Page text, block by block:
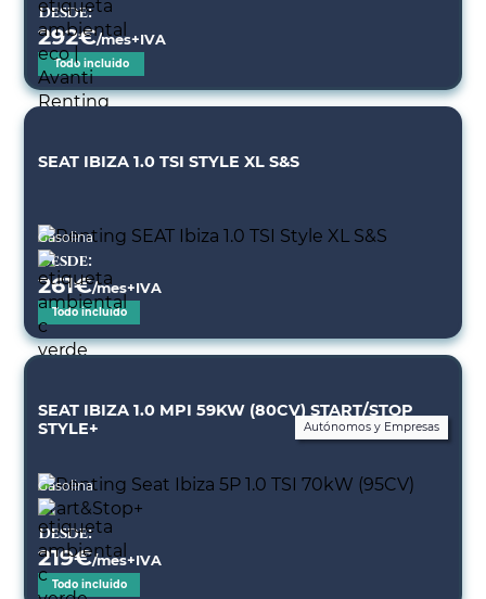
Desde:
292€/mes+IVA
Todo incluido
SEAT IBIZA 1.0 TSI STYLE XL S&S
Gasolina
Autónomos y Empresas
Desde:
261€/mes+IVA
Todo incluido
SEAT IBIZA 1.0 MPI 59KW (80CV) START/STOP
STYLE+
Gasolina
Desde:
219€/mes+IVA
Todo incluido